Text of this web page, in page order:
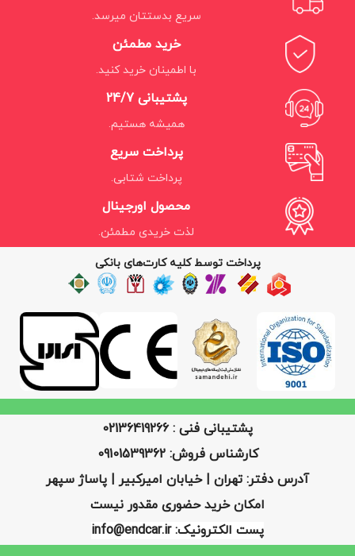
سریع بدستتان میرسد.
خرید مطمئن
با اطمینان خرید کنید.
پشتیبانی 24/7
همیشه هستیم.
پرداخت سریع
پرداخت شتابی.
محصول اورجینال
لذت خریدی مطمئن.
پرداخت توسط کلیه کارت‌های بانکی
پشتیبانی فنی : 02136419266
کارشناس فروش: 09101539362
آدرس دفتر: تهران | خیابان امیرکبیر | پاساژ سپهر
امکان خرید حضوری مقدور نیست
پست الکترونیک: info@endcar.ir